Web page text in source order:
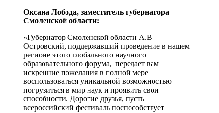
Оксана Лобода, заместитель губернатора
Смоленской области:
«Губернатор Смоленской области А.В.
Островский, поддержавший проведение в нашем
регионе этого глобального научного
образовательного форума, передает вам
искренние пожелания в полной мере
воспользоваться уникальной возможностью
погрузиться в мир наук и проявить свои
способности. Дорогие друзья, пусть
всероссийский фестиваль поспособствует